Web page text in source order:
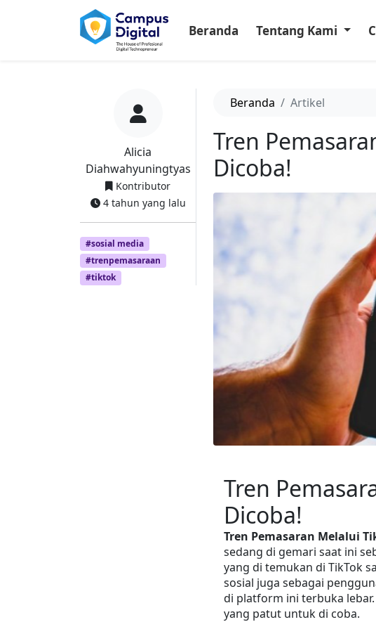
Beranda Tentang Kami
Alicia
Diahwahyuningtyas
Kontributor
4 tahun yang lalu
#sosial media
#trenpemasaraan
#tiktok
Beranda Artikel
Tren
Dicoba!
Tren
Dicoba!
Tren Pemasaran Melalui
sedang di gemari saat ini
yang di temukan di TikTok
sosial juga sebagai
di platform ini terbuka
yang patut untuk di coba.